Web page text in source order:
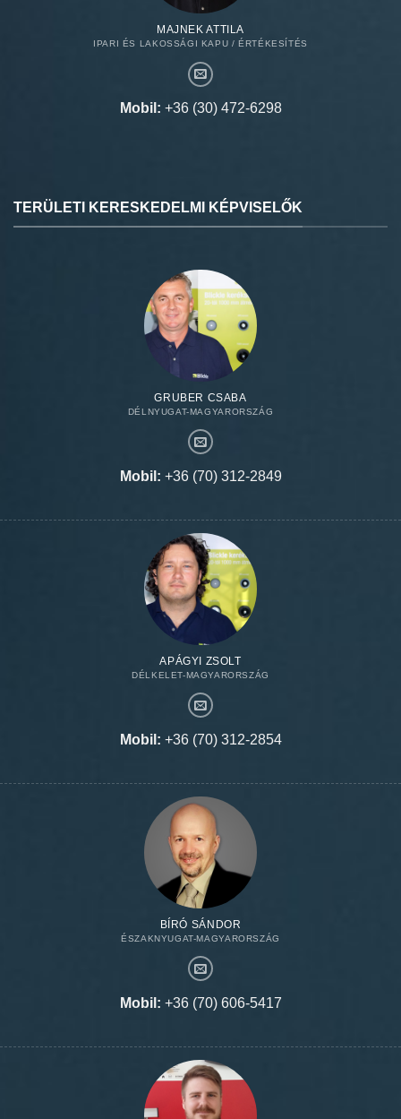
MAJNEK ATTILA
IPARI ÉS LAKOSSÁGI KAPU / ÉRTÉKESÍTÉS
Mobil: +36 (30) 472-6298
TERÜLETI KERESKEDELMI KÉPVISELŐK
GRUBER CSABA
DÉLNYUGAT-MAGYARORSZÁG
Mobil: +36 (70) 312-2849
APÁGYI ZSOLT
DÉLKELET-MAGYARORSZÁG
Mobil: +36 (70) 312-2854
BÍRÓ SÁNDOR
ÉSZAKNYUGAT-MAGYARORSZÁG
Mobil: +36 (70) 606-5417